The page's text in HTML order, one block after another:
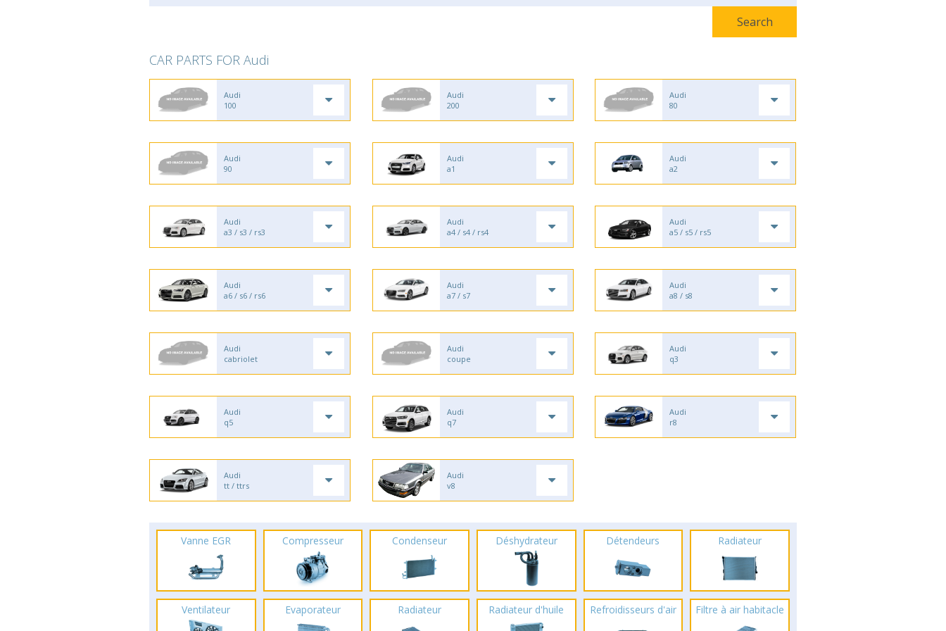
CAR PARTS FOR Audi
Audi
100
Audi
200
Audi
80
Audi
90
Audi
a1
Audi
a2
Audi
a3 / s3 / rs3
Audi
a4 / s4 / rs4
Audi
a5 / s5 / rs5
Audi
a6 / s6 / rs6
Audi
a7 / s7
Audi
a8 / s8
Audi
cabriolet
Audi
coupe
Audi
q3
Audi
q5
Audi
q7
Audi
r8
Audi
tt / ttrs
Audi
v8
Vanne EGR Compresseur Condenseur Déshydrateur Détendeurs Radiateur
Ventilateur Evaporateur Radiateur Radiateur d'huile Refroidisseurs d'air Filtre à air habitacle